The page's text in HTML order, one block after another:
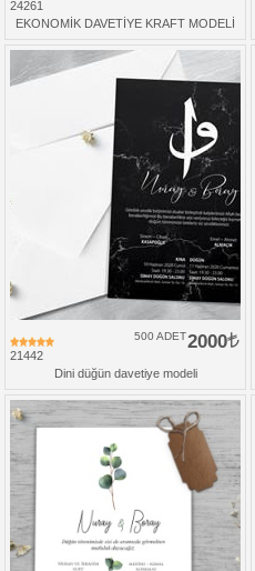
24261
EKONOMİK DAVETİYE KRAFT MODELİ
21442
2000
500 ADET
Dini düğün davetiye modeli